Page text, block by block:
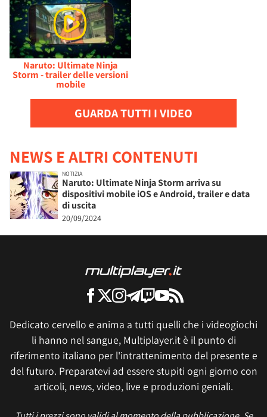
Naruto: Ultimate Ninja
Storm - trailer delle versioni
mobile
GUARDA TUTTI I VIDEO
NEWS E ALTRI CONTENUTI
NOTIZIA
Naruto: Ultimate Ninja Storm arriva su
dispositivi mobile iOS e Android, trailer e data
di uscita
20/09/2024
Dedicato cervello e anima a tutti quelli che i videogiochi
li hanno nel sangue, Multiplayer.it è il punto di
riferimento italiano per l'intrattenimento del presente e
del futuro. Preparatevi ad essere stupiti ogni giorno con
articoli, news, video, live e produzioni geniali.